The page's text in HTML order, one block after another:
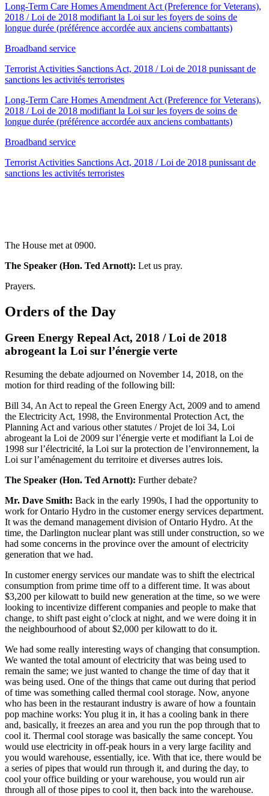
Long-Term Care Homes Amendment Act (Preference for Veterans),
2018 / Loi de 2018 modifiant la Loi sur les foyers de soins de
longue durée (préférence accordée aux anciens combattants)
Broadband service
Terrorist Activities Sanctions Act, 2018 / Loi de 2018 punissant de
sanctions les activités terroristes
Long-Term Care Homes Amendment Act (Preference for Veterans),
2018 / Loi de 2018 modifiant la Loi sur les foyers de soins de
longue durée (préférence accordée aux anciens combattants)
Broadband service
Terrorist Activities Sanctions Act, 2018 / Loi de 2018 punissant de
sanctions les activités terroristes
The House met at 0900.
The Speaker (Hon. Ted Arnott): Let us pray.
Prayers.
Orders of the Day
Green Energy Repeal Act, 2018 / Loi de 2018
abrogeant la Loi sur l’énergie verte
Resuming the debate adjourned on November 14, 2018, on the
motion for third reading of the following bill:
Bill 34, An Act to repeal the Green Energy Act, 2009 and to amend
the Electricity Act, 1998, the Environmental Protection Act, the
Planning Act and various other statutes / Projet de loi 34, Loi
abrogeant la Loi de 2009 sur l’énergie verte et modifiant la Loi de
1998 sur l’électricité, la Loi sur la protection de l’environnement, la
Loi sur l’aménagement du territoire et diverses autres lois.
The Speaker (Hon. Ted Arnott): Further debate?
Mr. Dave Smith: Back in the early 1990s, I had the opportunity to
work for Ontario Hydro in the customer energy services department.
It was the demand management division of Ontario Hydro. At the
time, the Darlington nuclear plant was still under construction, so we
had some concerns in the province over the amount of electricity
generation that we had.
In customer energy services our mandate was to shift the electrical
consumption from prime time off to a different time. It was about
$3,200 per kilowatt to build new generation at the time, so we were
looking to incentivize different companies and people to make that
change, to shift past eight o’clock at night, and we were doing it in
the neighbourhood of about $2,000 per kilowatt to do it.
We had some really interesting ways of changing that consumption.
We wanted the total amount of electricity that was being used to
remain the same; we just wanted to change the time of day that it
was being used. One of the things that came out during that period
of time was something called thermal cool storage. Now, anyone
who has been in the restaurant industry is aware of how a fountain
pop machine works: You plug it in, it has a cooling bank in there
and, basically, it freezes an area and you run the pop through that to
cool it. Thermal cool storage was basically the same concept. You
would use electricity in off-peak hours in a very large facility and
you would warehouse, essentially, ice. With that ice, there would be
a series of pipes that would run through it, and during the day, to
cool your office building or your warehouse, you would run air
through all of those pipes to cool it, then back into the warehouse.